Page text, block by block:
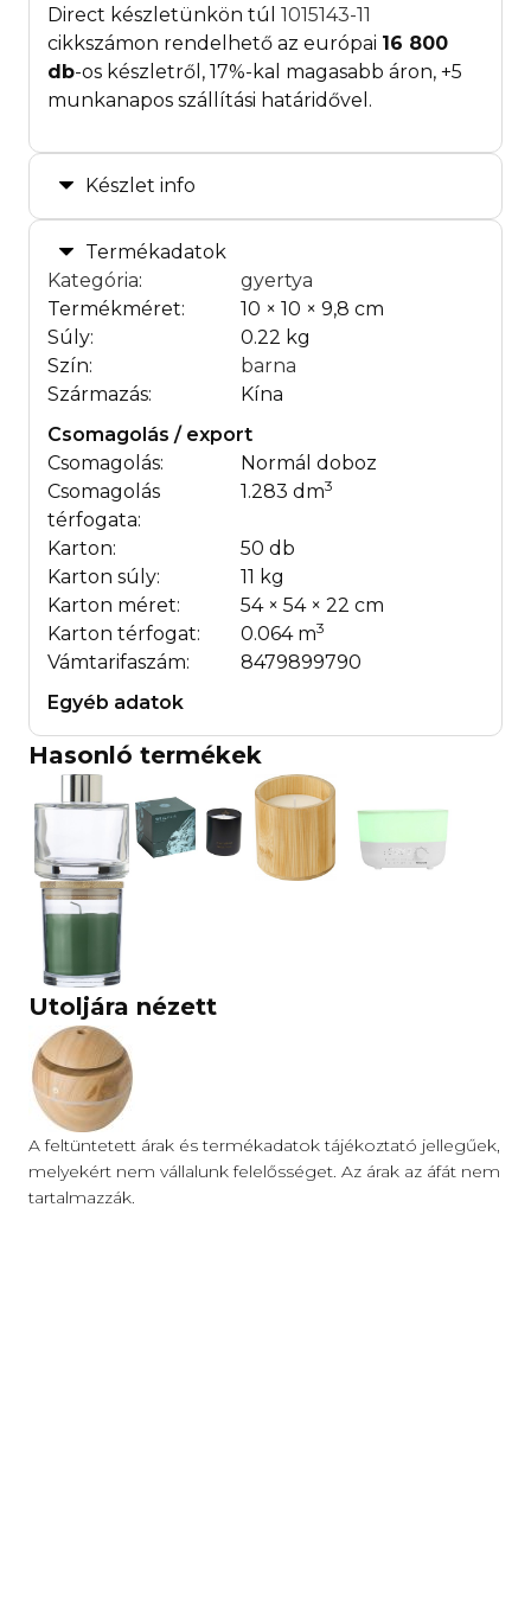
Készlet info
Direct készletünkön túl 1015143-11
cikkszámon rendelhető az európai 16 800
db-os készletről, 17%-kal magasabb áron, +5
munkanapos szállítási határidővel.
Termékadatok
Kategória:
gyertya
Termékméret:
10 × 10 × 9,8 cm
Súly:
0.22 kg
Szín:
barna
Származás:
Kína
Csomagolás / export
Csomagolás:
Normál doboz
Csomagolás
térfogata:
1.283 dm3
Karton:
50 db
Karton súly:
11 kg
Karton méret:
54 × 54 × 22 cm
Karton térfogat:
0.064 m3
Vámtarifaszám:
8479899790
Egyéb adatok
Hasonló termékek
Utoljára nézett
A feltüntetett árak és termékadatok tájékoztató jellegűek,
melyekért nem vállalunk felelősséget. Az árak az áfát nem
tartalmazzák.